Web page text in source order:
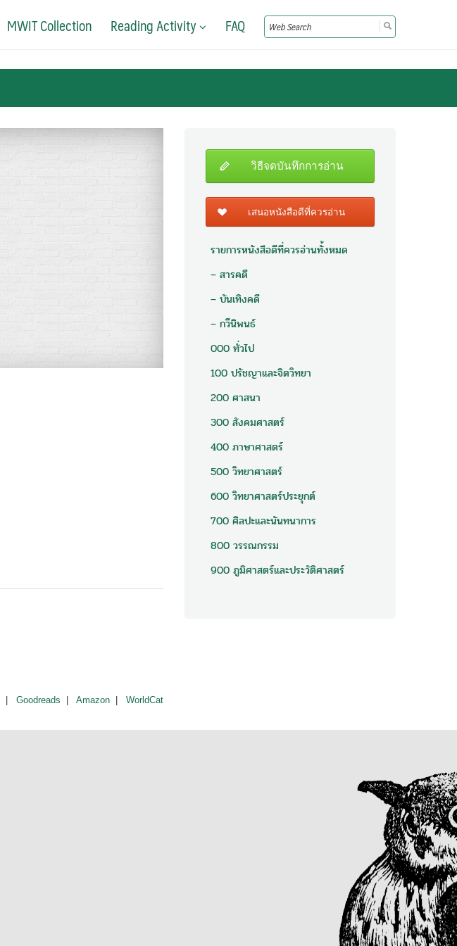
Search
for:
MWIT Collection Reading Activity FAQ
Goodreads Amazon WorldCat
วิธีจดบันทึกการอ่าน
เสนอหนังสือดีที่ควรอ่าน
รายการหนังสือดีที่ควรอ่านทั้งหมด
– สารคดี
– บันเทิงคดี
– กวีนิพนธ์
000 ทั่วไป
100 ปรัชญาและจิตวิทยา
200 ศาสนา
300 สังคมศาสตร์
400 ภาษาศาสตร์
500 วิทยาศาสตร์
600 วิทยาศาสตร์ประยุกต์
700 ศิลปะและนันทนาการ
800 วรรณกรรม
900 ภูมิศาสตร์และประวัติศาสตร์